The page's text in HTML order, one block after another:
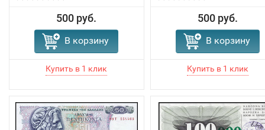
500 руб.
В корзину
500 руб.
В корзину